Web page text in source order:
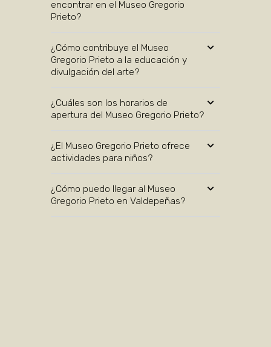
encontrar en el Museo Gregorio
Prieto?
¿Cómo contribuye el Museo
Gregorio Prieto a la educación y
divulgación del arte?
¿Cuáles son los horarios de
apertura del Museo Gregorio Prieto?
¿El Museo Gregorio Prieto ofrece
actividades para niños?
¿Cómo puedo llegar al Museo
Gregorio Prieto en Valdepeñas?